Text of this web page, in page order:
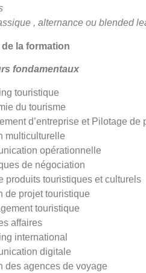
, alternance ou blended
de la formation
fondamentaux
touristique
du tourisme
d’entreprise et Pilotage de
multiculturelle
opérationnelle
de négociation
produits touristiques et culturels
de projet touristique
touristique
affaires
international
digitale
des agences de voyage